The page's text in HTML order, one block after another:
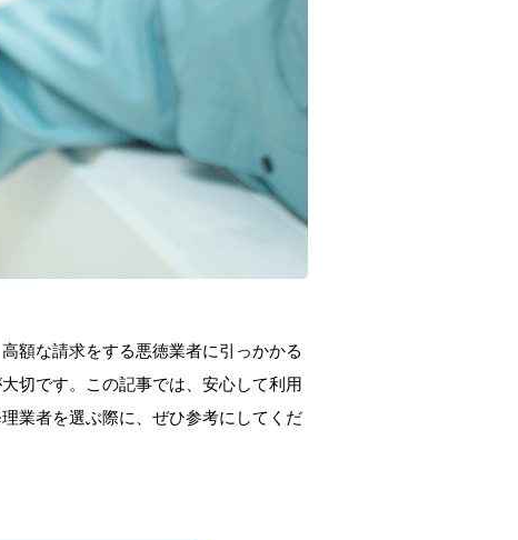
額な請求をする悪徳業者に引っかかる
切です。この記事では、安心して利用
業者を選ぶ際に、ぜひ参考にしてくだ